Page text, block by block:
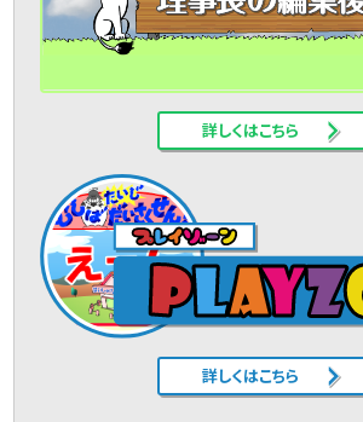
詳しくはこちら
詳しくはこちら